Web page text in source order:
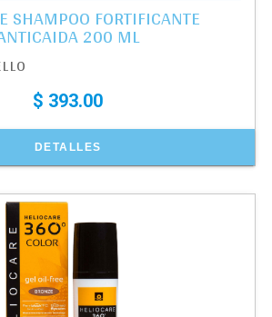
SHAMPOO FORTIFICANTE
200 ML
$ 393.00
DETALLES